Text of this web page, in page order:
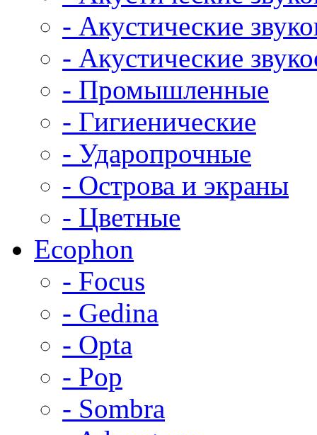
- Акустические
- Акустические
- Промышленные
- Гигиенические
- Ударопрочные
- Острова и экраны
- Цветные
Ecophon
- Focus
- Gedina
- Opta
- Pop
- Sombra